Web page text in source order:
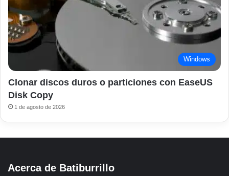
Windows
Clonar discos duros o particiones con EaseUS
Disk Copy
1 de agosto de 2026
Acerca de Batiburrillo